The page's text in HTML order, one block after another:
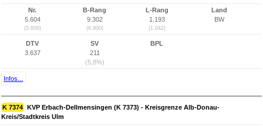
Nr.
5.604
(5.606)
B-Rang
9.302
(6.900)
L-Rang
1.193
(1.042)
Land
BW
DTV
3.637
SV
211
(5,8%)
BPL
Infos...
K 7374 KVP Erbach-Dellmensingen (K 7373) - Kreisgrenze Alb-Donau-
Kreis/Stadtkreis Ulm